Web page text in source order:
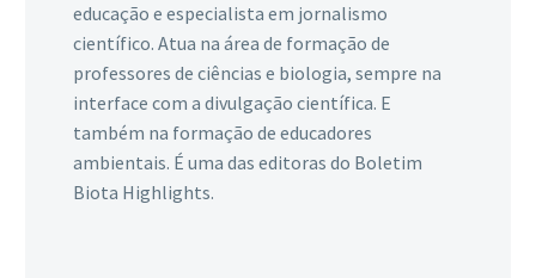
educação e especialista em jornalismo
científico. Atua na área de formação de
professores de ciências e biologia, sempre na
interface com a divulgação científica. E
também na formação de educadores
ambientais. É uma das editoras do Boletim
Biota Highlights.